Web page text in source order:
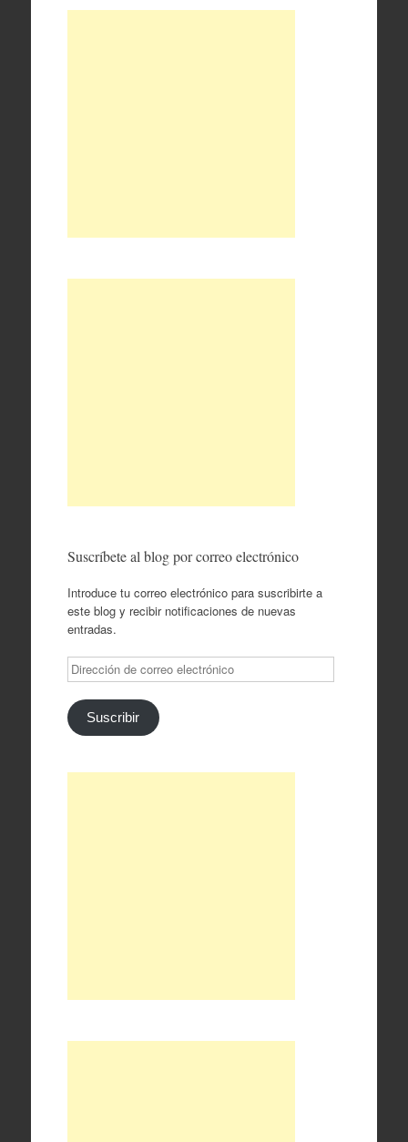
Suscríbete al blog por correo electrónico
Introduce tu correo electrónico para suscribirte a
este blog y recibir notificaciones de nuevas
entradas.
Dirección
de
correo
electrónico
Suscribir